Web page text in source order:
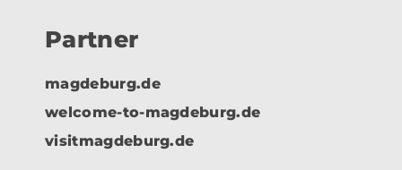
Partner
magdeburg.de
welcome-to-magdeburg.de
visitmagdeburg.de